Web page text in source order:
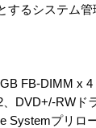
するシステム
FB-DIMM x 4
DVD+/-RWド
Systemプリロ